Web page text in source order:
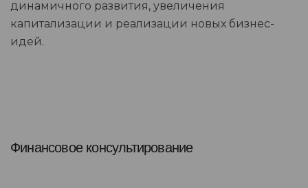
динамичного развития, увеличения
капитализации и реализации новых бизнес-
идей.
Финансовое консультирование